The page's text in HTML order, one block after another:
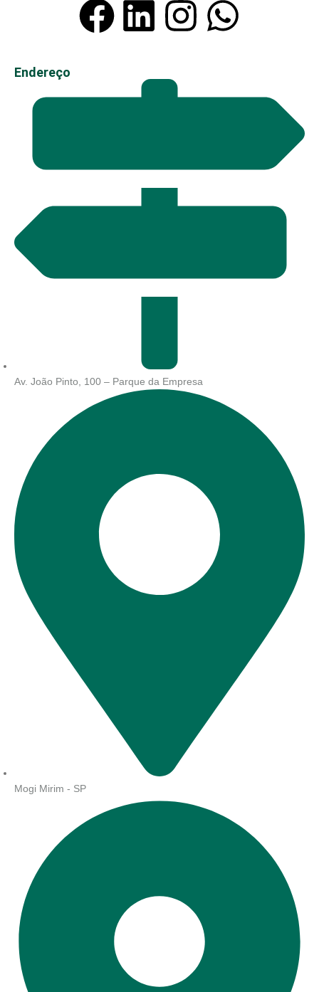
Endereço
Av. João Pinto, 100 – Parque da Empresa
Mogi Mirim - SP